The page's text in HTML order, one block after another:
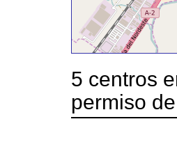
5 centros
permiso